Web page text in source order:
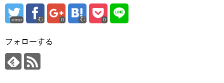
error 0 0
フォローする